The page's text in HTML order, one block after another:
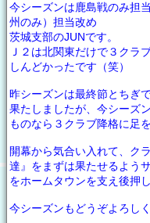
今シーズンは鹿島戦のみ担
州のみ）担当改め
茨城支部のJUNです。
Ｊ２は北関東だけで３クラ
しんどかったです（笑）
昨シーズンは最終節とちぎ
果たしましたが、今シーズ
ものなら３クラブ降格に足
開幕から気合い入れて、ク
達』をまずは果たせるよう
をホームタウンを支え後押
今シーズンもどうぞよろし